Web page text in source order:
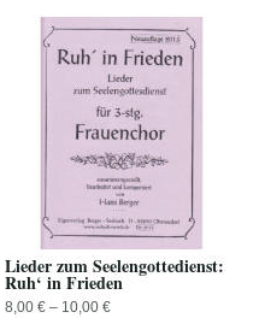
Lieder zum Seelengottedienst:
Ruh‘ in Frieden
8,00€ – 10,00€Preisspanne: